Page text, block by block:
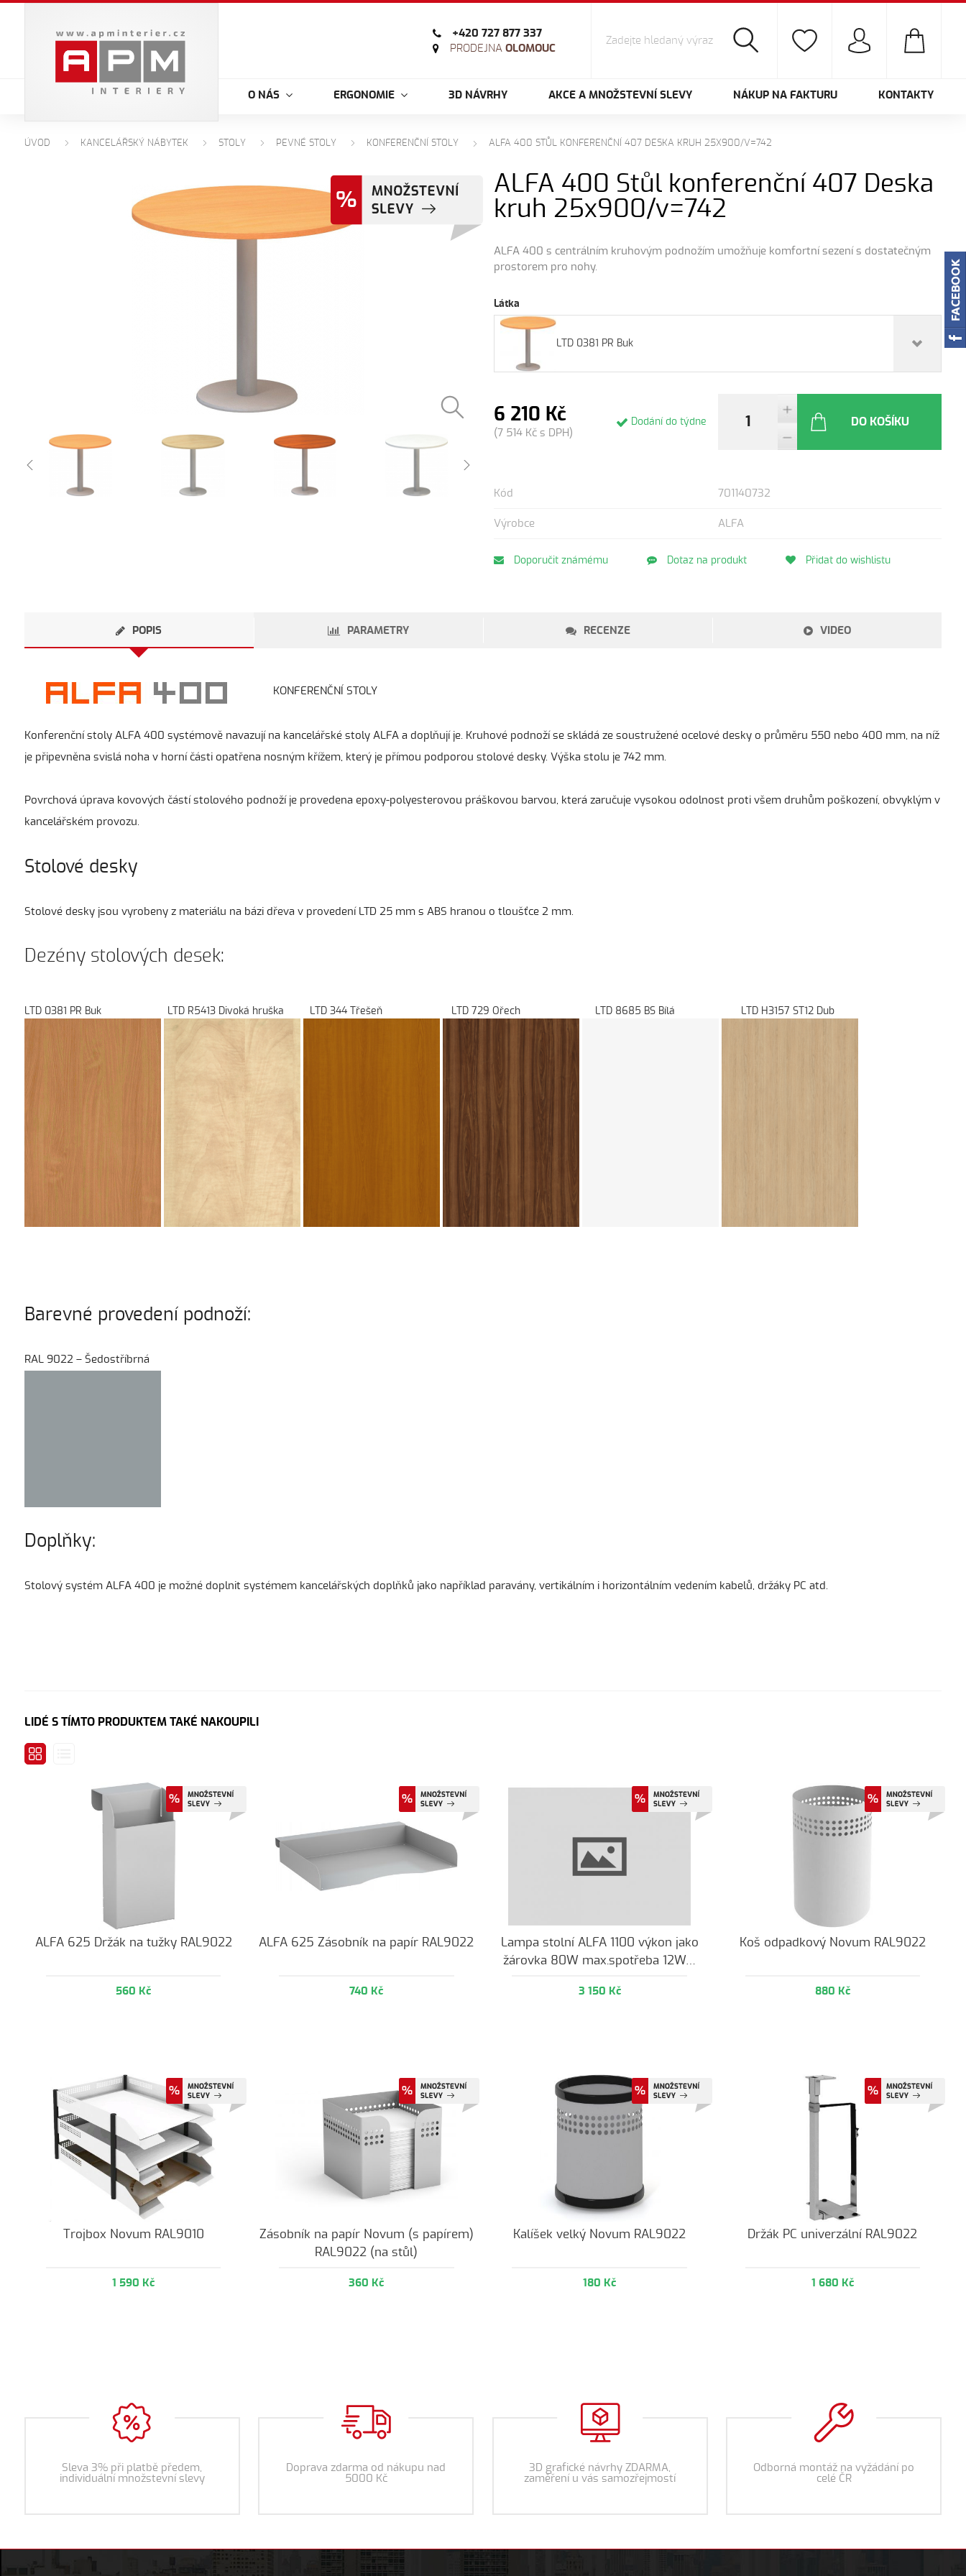
+420 727 877 337
PRODEJNA OLOMOUC
O NÁS ERGONOMIE 3D NÁVRHY AKCE A MNOŽSTEVNÍ SLEVY NÁKUP NA FAKTURU KONTAKTY
ÚVOD KANCELÁŘSKÝ NÁBYTEK STOLY PEVNÉ STOLY KONFERENČNÍ STOLY ALFA 400 STŮL KONFERENČNÍ 407 DESKA KRUH 25X900/V=742
ALFA 400 Stůl konferenční 407 Deska
kruh 25x900/v=742
ALFA 400 s centrálním kruhovým podnožím umožňuje komfortní sezení s dostatečným
prostorem pro nohy.
Látka
LTD 0381 PR Buk
6 210 Kč
(7 514 Kč s DPH)
Dodání do týdne DO KOŠÍKU
Kód 701140732
Výrobce ALFA
Doporučit známému Dotaz na produkt Přidat do wishlistu
POPIS PARAMETRY RECENZE VIDEO
KONFERENČNÍ STOLY
Konferenční stoly ALFA 400 systémově navazují na kancelářské stoly ALFA a doplňují je. Kruhové podnoží se skládá ze soustružené ocelové desky o průměru 550 nebo 400 mm, na níž
je připevněna svislá noha v horní části opatřena nosným křížem, který je přímou podporou stolové desky. Výška stolu je 742 mm.
Povrchová úprava kovových částí stolového podnoží je provedena epoxy-polyesterovou práškovou barvou, která zaručuje vysokou odolnost proti všem druhům poškození, obvyklým v
kancelářském provozu.
Stolové desky
Stolové desky jsou vyrobeny z materiálu na bázi dřeva v provedení LTD 25 mm s ABS hranou o tloušťce 2 mm.
Dezény stolových desek:
LTD 0381 PR Buk LTD R5413 Divoká hruška LTD 344 Třešeň LTD 729 Ořech LTD 8685 BS Bílá LTD H3157 ST12 Dub
Barevné provedení podnoží:
RAL 9022 – Šedostříbrná
Doplňky:
Stolový systém ALFA 400 je možné doplnit systémem kancelářských doplňků jako například paravány, vertikálním i horizontálním vedením kabelů, držáky PC atd.
LIDÉ S TÍMTO PRODUKTEM TAKÉ NAKOUPILI
ALFA 625 Držák na tužky RAL9022
560 Kč
ALFA 625 Zásobník na papír RAL9022
740 Kč
Lampa stolní ALFA 1100 výkon jako
žárovka 80W max.spotřeba 12W…
3 150 Kč
Koš odpadkový Novum RAL9022
880 Kč
Trojbox Novum RAL9010
1 590 Kč
Zásobník na papír Novum (s papírem)
RAL9022 (na stůl)
360 Kč
Kalíšek velký Novum RAL9022
180 Kč
Držák PC univerzální RAL9022
1 680 Kč
Sleva 3% při platbě předem,
individuální množstevní slevy
Doprava zdarma od nákupu nad
5000 Kč
3D grafické návrhy ZDARMA,
zaměření u vás samozřejmostí
Odborná montáž na vyžádání po
celé ČR